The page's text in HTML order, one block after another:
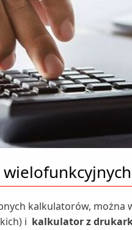
kalkulatorów, można
i kalkulator z